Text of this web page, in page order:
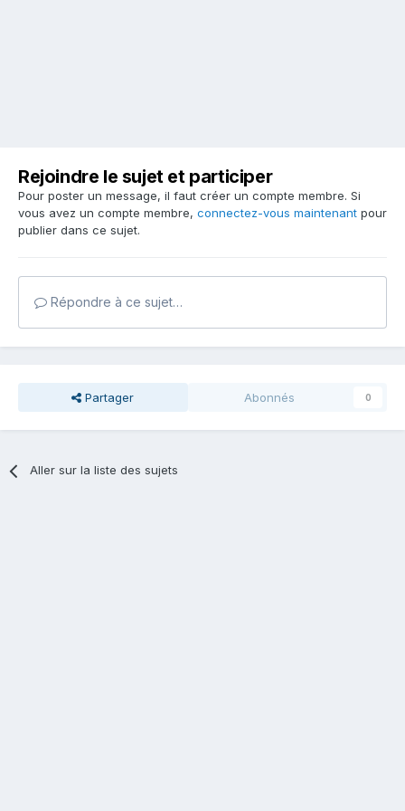
Rejoindre le sujet et participer
Pour poster un message, il faut créer un compte membre. Si
vous avez un compte membre, connectez-vous maintenant pour
publier dans ce sujet.
Répondre à ce sujet…
Partager Abonnés 0
Aller sur la liste des sujets